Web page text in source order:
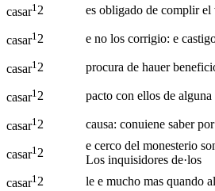
casar1 2 es obligado de complir el
casar1 2 e no los corrigio: e
casar1 2 procura de hauer
casar1 2 pacto con ellos de
casar1 2 causa: conuiene saber
casar1 2
e cerco del monesterio
Los inquisidores de·los
casar1 2 le e mucho mas quando